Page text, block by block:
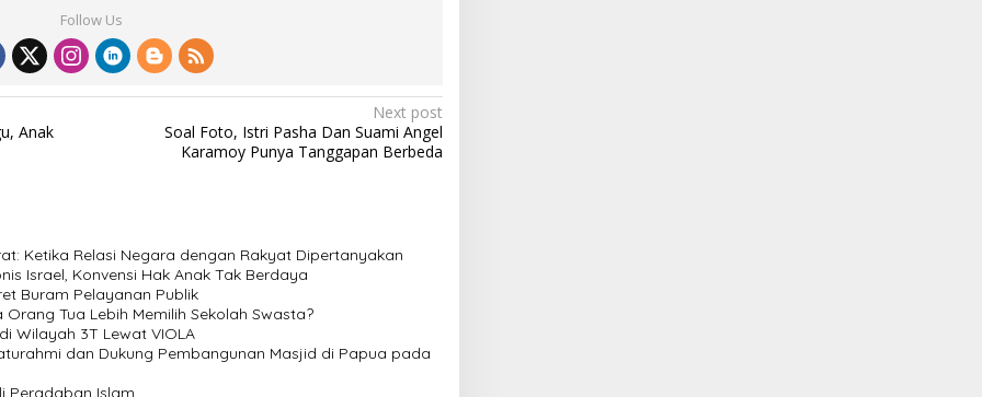
Follow Us
Anak
Next post
Soal Foto, Istri Pasha Dan Suami Angel
Karamoy Punya Tanggapan Berbeda
Ketika Relasi Negara dengan Rakyat Dipertanyakan
Israel, Konvensi Hak Anak Tak Berdaya
Buram Pelayanan Publik
Tua Lebih Memilih Sekolah Swasta?
Wilayah 3T Lewat VIOLA
dan Dukung Pembangunan Masjid di Papua pada
Peradaban Islam